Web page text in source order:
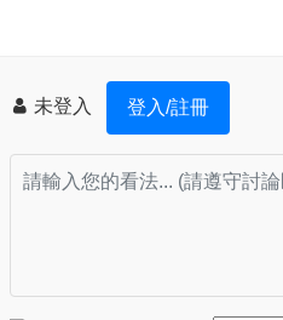
未登入 登入/註冊